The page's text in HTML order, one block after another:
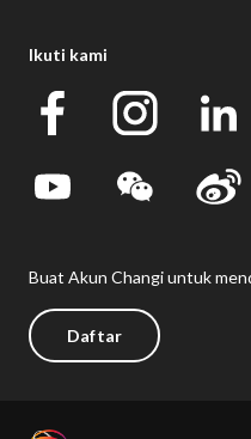
Ikuti kami
Buat Akun Changi untuk
Daftar